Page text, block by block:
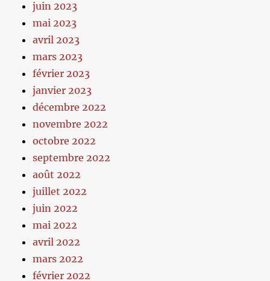
juin 2023
mai 2023
avril 2023
mars 2023
février 2023
janvier 2023
décembre 2022
novembre 2022
octobre 2022
septembre 2022
août 2022
juillet 2022
juin 2022
mai 2022
avril 2022
mars 2022
février 2022